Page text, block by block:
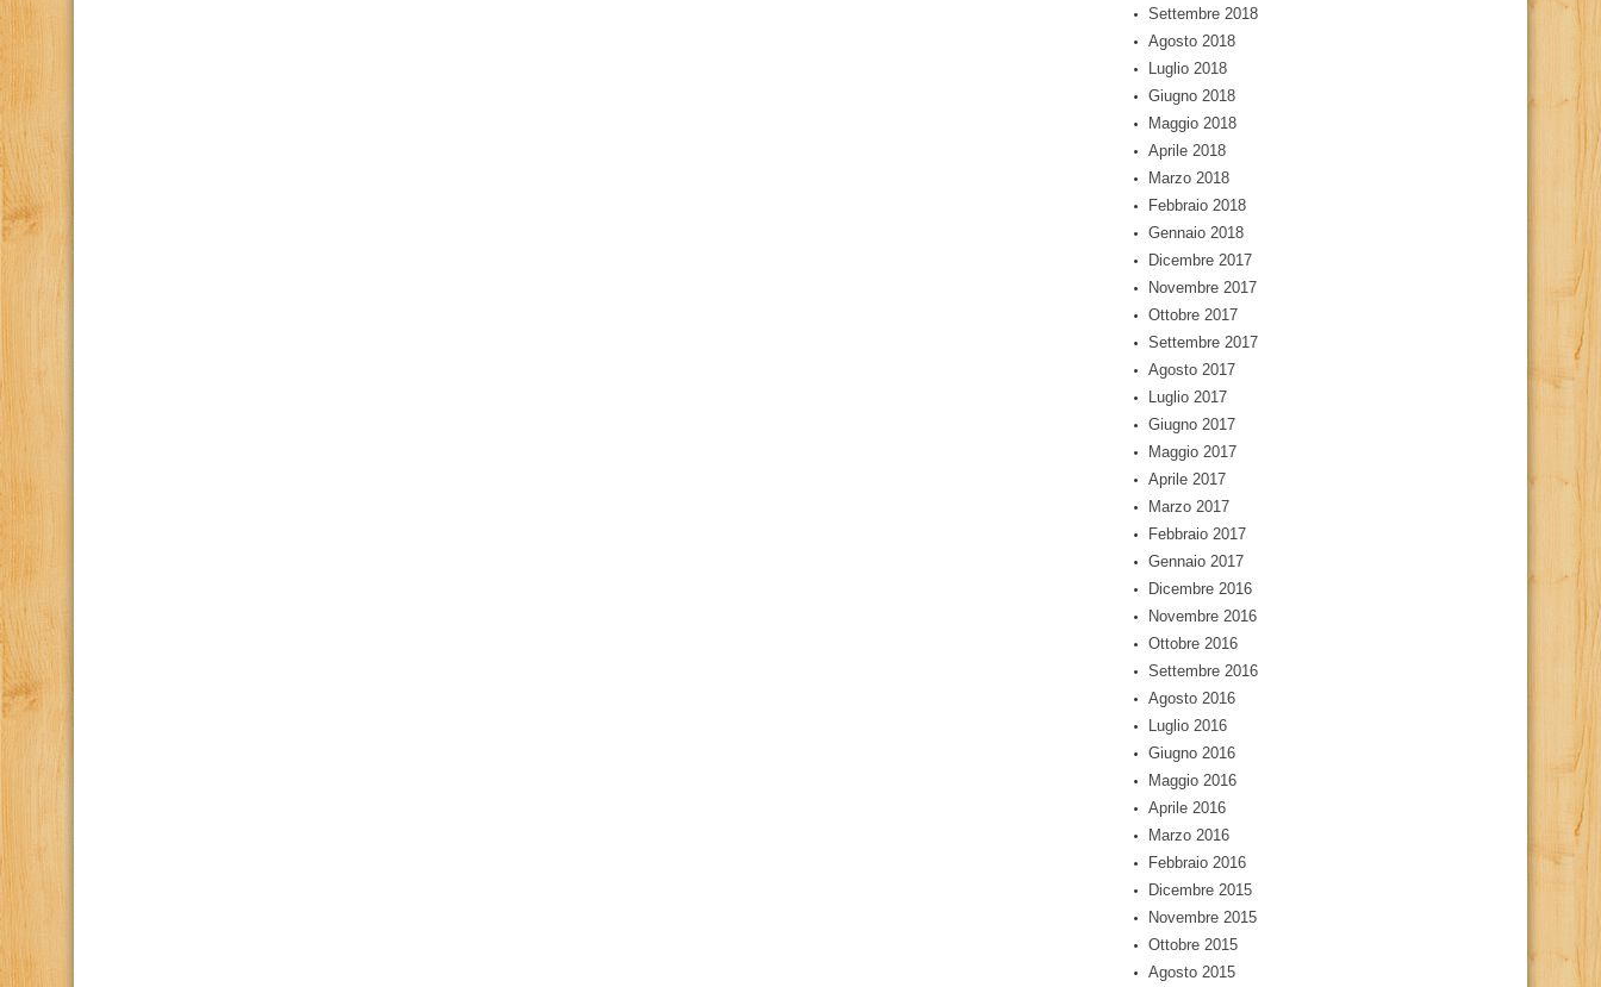
Settembre 2018
Agosto 2018
Luglio 2018
Giugno 2018
Maggio 2018
Aprile 2018
Marzo 2018
Febbraio 2018
Gennaio 2018
Dicembre 2017
Novembre 2017
Ottobre 2017
Settembre 2017
Agosto 2017
Luglio 2017
Giugno 2017
Maggio 2017
Aprile 2017
Marzo 2017
Febbraio 2017
Gennaio 2017
Dicembre 2016
Novembre 2016
Ottobre 2016
Settembre 2016
Agosto 2016
Luglio 2016
Giugno 2016
Maggio 2016
Aprile 2016
Marzo 2016
Febbraio 2016
Dicembre 2015
Novembre 2015
Ottobre 2015
Agosto 2015